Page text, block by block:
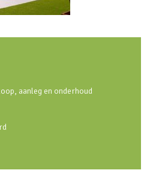
aanleg en onderhoud